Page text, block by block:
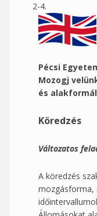
2-4.
Pécsi
Mozogj
és
Köredzés
Változatos
A köredzés
mozgásforma,